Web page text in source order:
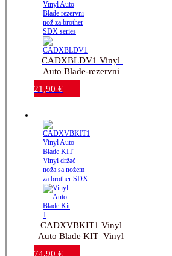
CADXBLDV1 Vinyl
Auto Blade-rezervni
nož za brother SDX
21,90 €
CADXVBKIT1 Vinyl
Auto Blade KIT_Vinyl
držač noža sa nožem
74,90 €